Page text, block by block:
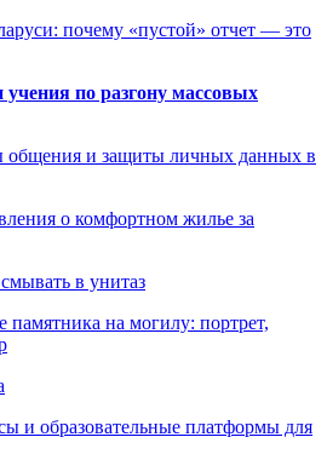
почему «пустой» отчет — это
по разгону массовых
общения и защиты личных данных в
о комфортном жилье за
в унитаз
памятника на могилу: портрет,
и образовательные платформы для